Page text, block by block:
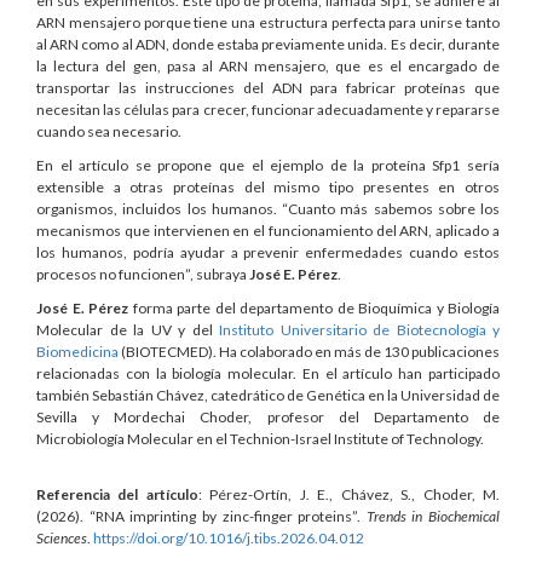
ARN mensajero porque tiene una estructura perfecta para unirse tanto
al ARN como al ADN, donde estaba previamente unida. Es decir, durante
la lectura del gen, pasa al ARN mensajero, que es el encargado de
transportar las instrucciones del ADN para fabricar proteínas que
necesitan las células para crecer, funcionar adecuadamente y repararse
cuando sea necesario.
En el artículo se propone que el ejemplo de la proteína Sfp1 sería
extensible a otras proteínas del mismo tipo presentes en otros
organismos, incluidos los humanos. “Cuanto más sabemos sobre los
mecanismos que intervienen en el funcionamiento del ARN, aplicado a
los humanos, podría ayudar a prevenir enfermedades cuando estos
procesos no funcionen”, subraya José E. Pérez
José E. Pérez forma parte del departamento de Bioquímica y Biología
Molecular de la UV y del Instituto Universitario de Biotecnología y
Biomedicina (BIOTECMED). Ha colaborado en más de 130 publicaciones
relacionadas con la biología molecular. En el artículo han participado
también Sebastián Chávez, catedrático de Genética en la Universidad de
Sevilla y Mordechai Choder, profesor del Departamento de
Microbiología Molecular en el Technion-Israel Institute of Technology.
Referencia del artículo: Pérez-Ortín, J. E., Chávez, S., Choder, M.
(2026). “RNA imprinting by zinc-finger proteins”. Trends in Biochemical
Sciences https://doi.org/10.1016/j.tibs.2026.04.012